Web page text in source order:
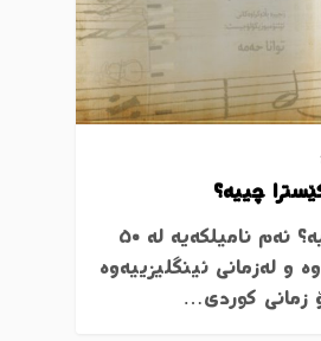
چییە؟
ئۆرکێسترا چییە؟ ئەم نامیلکەیە لە ٥٠
و لەزمانی ئینگلیزییەوە
زمانی کوردی…